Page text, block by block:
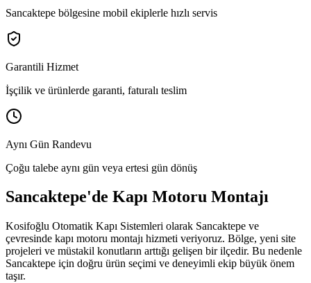
Sancaktepe bölgesine mobil ekiplerle hızlı servis
Garantili Hizmet
İşçilik ve ürünlerde garanti, faturalı teslim
Aynı Gün Randevu
Çoğu talebe aynı gün veya ertesi gün dönüş
Sancaktepe'de Kapı Motoru Montajı
Kosifoğlu Otomatik Kapı Sistemleri olarak Sancaktepe ve
çevresinde kapı motoru montajı hizmeti veriyoruz. Bölge, yeni site
projeleri ve müstakil konutların arttığı gelişen bir ilçedir. Bu nedenle
Sancaktepe için doğru ürün seçimi ve deneyimli ekip büyük önem
taşır.